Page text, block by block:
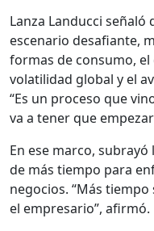
Lanza Landucci
escenario desafiante,
formas de consumo,
volatilidad global y el
“Es un proceso que
va a tener que
En ese marco,
de más tiempo para
negocios. “Más
el empresario”, afirmó.